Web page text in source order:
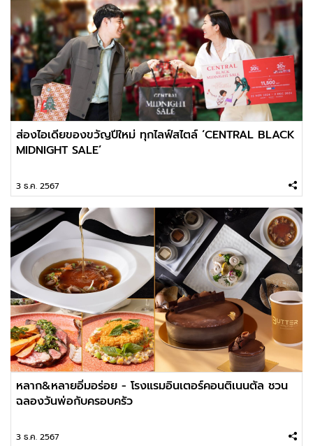
ส่องไอเดียของขวัญปีใหม่ ทุกไลฟ์สไตล์ ‘CENTRAL BLACK
MIDNIGHT SALE’
3 ธ.ค. 2567
หลาก&หลายอิ่มอร่อย - โรงแรมอินเตอร์คอนติเนนตัล ชวน
ฉลองวันพ่อกับครอบครัว
3 ธ.ค. 2567